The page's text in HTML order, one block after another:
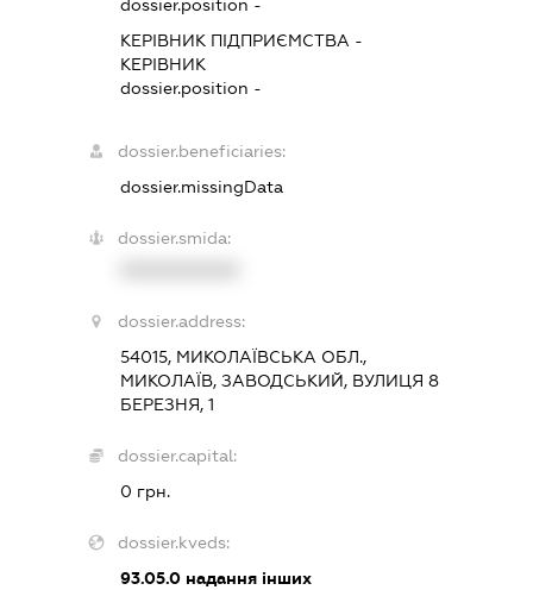
dossier.position -
КЕРІВНИК ПІДПРИЄМСТВА -
КЕРІВНИК
dossier.position -
dossier.beneficiaries:
dossier.missingData
dossier.smida:
dossier.address:
54015, МИКОЛАЇВСЬКА ОБЛ.,
МИКОЛАЇВ, ЗАВОДСЬКИЙ, ВУЛИЦЯ 8
БЕРЕЗНЯ, 1
dossier.capital:
0 грн.
dossier.kveds:
93.05.0 надання інших